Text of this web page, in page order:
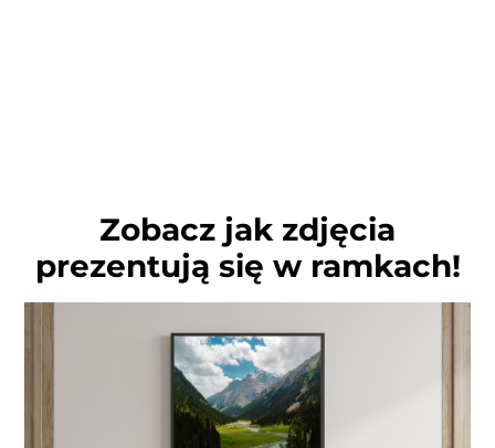
Zobacz jak zdjęcia
prezentują się w ramkach!